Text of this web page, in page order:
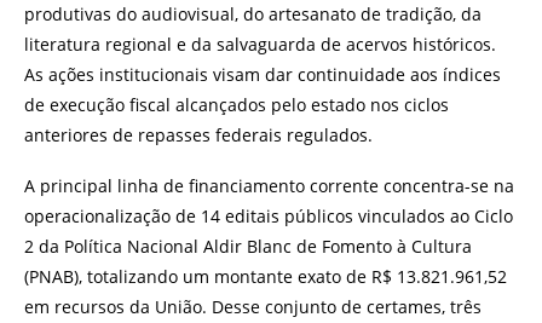
produtivas do audiovisual, do artesanato de tradição, da
literatura regional e da salvaguarda de acervos históricos.
As ações institucionais visam dar continuidade aos índices
de execução fiscal alcançados pelo estado nos ciclos
anteriores de repasses federais regulados.
A principal linha de financiamento corrente concentra-se na
operacionalização de 14 editais públicos vinculados ao Ciclo
2 da Política Nacional Aldir Blanc de Fomento à Cultura
(PNAB), totalizando um montante exato de R$ 13.821.961,52
em recursos da União. Desse conjunto de certames, três